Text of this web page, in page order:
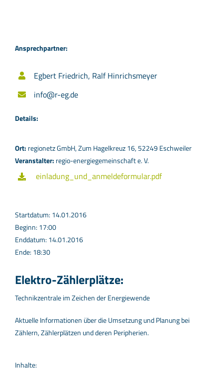
Ansprechpartner:
Egbert Friedrich, Ralf Hinrichsmeyer
info@r-eg.de
Details:
Ort: regionetz GmbH, Zum Hagelkreuz 16, 52249 Eschweiler
Veranstalter: regio-energiegemeinschaft e. V.
einladung_und_anmeldeformular.pdf
Startdatum: 14.01.2016
Beginn: 17:00
Enddatum: 14.01.2016
Ende: 18:30
Elektro-Zählerplätze:
Technikzentrale im Zeichen der Energiewende
Aktuelle Informationen über die Umsetzung und Planung bei
Zählern, Zählerplätzen und deren Peripherien.
Inhalte: